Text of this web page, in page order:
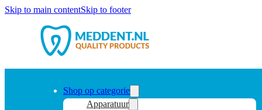
Skip to main contentSkip to footer
Shop op categorie
Apparatuur